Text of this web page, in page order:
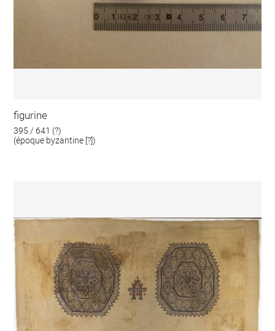
figurine
395 / 641 (?)
(époque byzantine [?])